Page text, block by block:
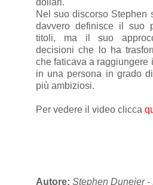
dollari.
Nel suo discorso Stephen
davvero definisce il suo
titoli, ma il suo
decisioni che lo ha
che faticava a raggiungere
in una persona in grado
più ambiziosi.
Per vedere il video clicca
Autore: Stephen Duneier -